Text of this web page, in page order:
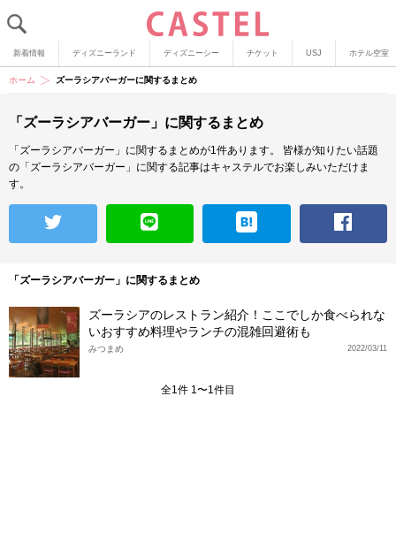
新着情報 ディズニーランド ディズニーシー チケット USJ ホテル空室
ホーム ズーラシアバーガーに関するまとめ
「ズーラシアバーガー」に関するまとめ
「ズーラシアバーガー」に関するまとめが1件あります。
皆様が知りたい話題
の「ズーラシアバーガー」に関する記事はキャステルでお楽しみいただけま
す。
「ズーラシアバーガー」に関するまとめ
ズーラシアのレストラン紹介！ここでしか食べられな
いおすすめ料理やランチの混雑回避術も
2022/03/11
みつまめ
全1件 1〜1件目